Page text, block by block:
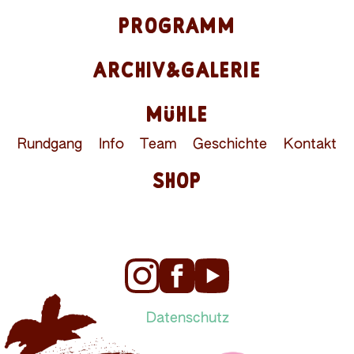
PROGRAMM
ARCHIV&GALERIE
MÜHLE
Rundgang Info Team Geschichte Kontakt
SHOP
Datenschutz